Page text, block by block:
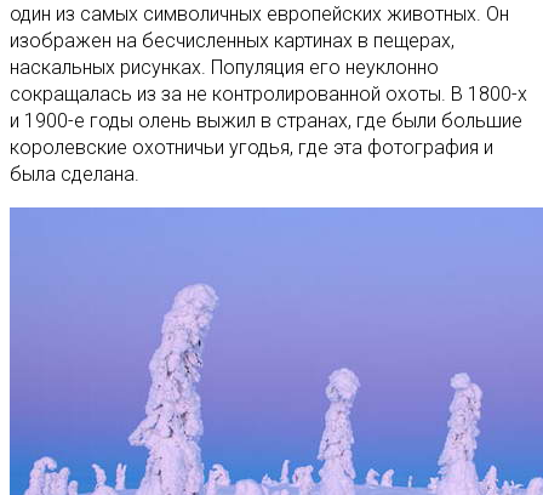
один из самых символичных европейских животных. Он
изображен на бесчисленных картинах в пещерах,
наскальных рисунках. Популяция его неуклонно
сокращалась из за не контролированной охоты. В 1800-х
и 1900-е годы олень выжил в странах, где были большие
королевские охотничьи угодья, где эта фотография и
была сделана.